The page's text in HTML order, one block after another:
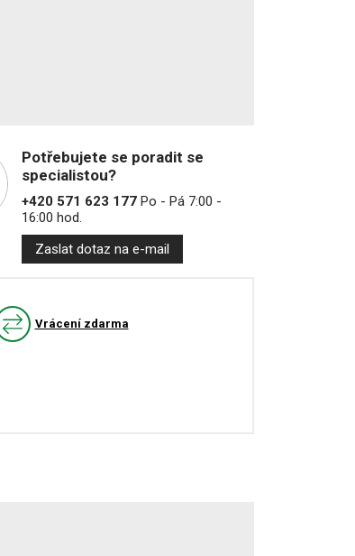
Potřebujete se poradit se
specialistou?
+420 571 623 177Po - Pá 7:00 -
16:00 hod.
Zaslat dotaz na e-mail
Vrácení zdarma